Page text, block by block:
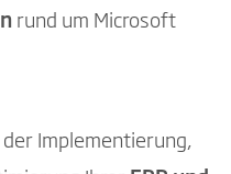
rund um Microsoft
Implementierung,